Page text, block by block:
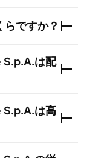
ですか？
は配
は高